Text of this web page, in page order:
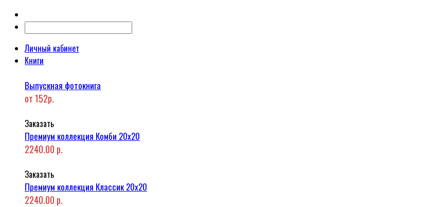
Личный кабинет
Книги
Выпускная фотокнига
от 152р.
Заказать
Премиум коллекция Комби 20x20
2240.00 р.
Заказать
Премиум коллекция Классик 20x20
2240.00 р.